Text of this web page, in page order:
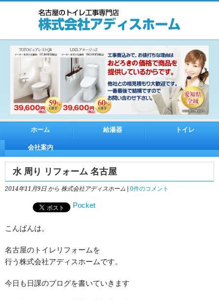
ホーム 給湯器 トイレ
会社案内
水 周り リフォーム 名古屋
2014年11月9日 から 株式会社アディスホーム 0件のコメント
Pocket
こんばんは。
名古屋のトイレリフォームを
行う株式会社アディスホームです。
今日も日課のブログを書いていきます